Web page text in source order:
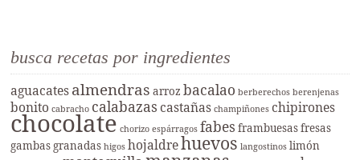
busca recetas por ingredientes
aguacatesalmendras arroz bacalao berberechos berenjenas
bonito cabracho calabazas castañas champiñones chipirones
chocolate chorizo espárragos fabes frambuesasfresas
gambas granadas higos hojaldrehuevos langostinos limón